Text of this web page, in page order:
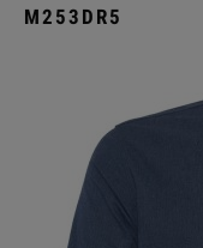
M253DR5